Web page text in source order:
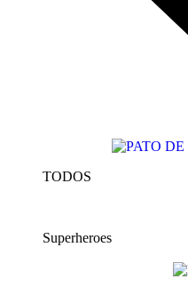
TODOS
Superheroes